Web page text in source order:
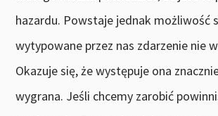
hazardu. Powstaje jednak możliwość
wytypowane przez nas zdarzenie nie
Okazuje się, że występuje ona
wygrana. Jeśli chcemy zarobić